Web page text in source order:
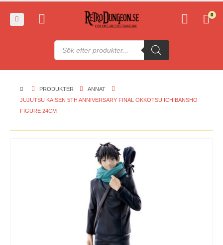
0
Produktsökning
PRODUKTER
ANNAT
JUJUTSU KAISEN 5TH ANNIVERSARY FINAL OKKOTSU ICHIBANSHO
FIGURE 24CM